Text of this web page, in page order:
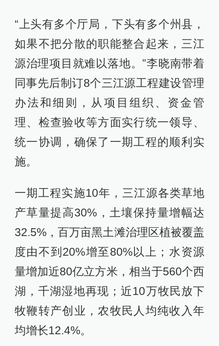
“上头有多个厅局，下头有多个州县，
如果不把分散的职能整合起来，三江
源治理项目就难以落地。”李晓南带着
同事先后制订8个三江源工程建设管理
办法和细则，从项目组织、资金管
理、检查验收等方面实行统一领导、
统一协调，确保了一期工程的顺利实
施。
一期工程实施10年，三江源各类草地
产草量提高30%，土壤保持量增幅达
32.5%，百万亩黑土滩治理区植被覆盖
度由不到20%增至80%以上；水资源
量增加近80亿立方米，相当于560个西
湖，千湖湿地再现；近10万牧民放下
牧鞭转产创业，农牧民人均纯收入年
均增长12.4%。